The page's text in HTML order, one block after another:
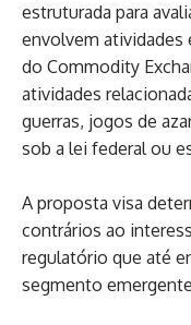
estruturada para
envolvem atividades
do Commodity
atividades
guerras, jogos de
sob a lei federal ou
A proposta visa
contrários ao
regulatório que até
segmento